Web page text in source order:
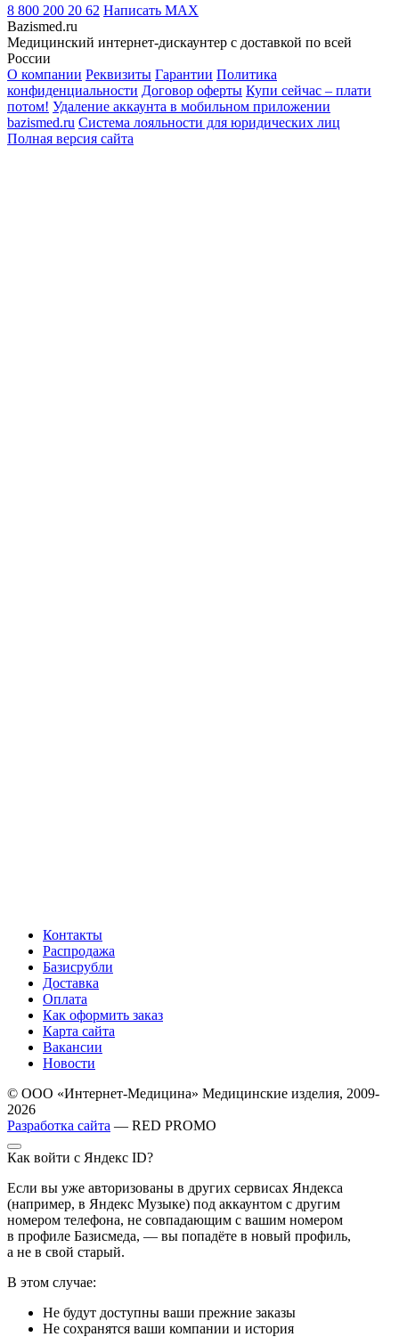
8 800 200 20 62 Написать MAX
Bazismed.ru
Медицинский интернет-дискаунтер с доставкой по всей
России
О компании Реквизиты Гарантии Политика
конфиденциальности Договор оферты Купи сейчас – плати
потом! Удаление аккаунта в мобильном приложении
bazismed.ru Система лояльности для юридических лиц
Полная версия сайта
Контакты
Распродажа
Базисрубли
Доставка
Оплата
Как оформить заказ
Карта сайта
Вакансии
Новости
© ООО «Интернет-Медицина» Медицинские изделия, 2009-
2026
Разработка сайта — RED PROMO
Как войти с Яндекс ID?
Если вы уже авторизованы в других сервисах Яндекса
(например, в Яндекс Музыке) под аккаунтом с другим
номером телефона, не совпадающим с вашим номером
в профиле Базисмеда, — вы попадёте в новый профиль,
а не в свой старый.
В этом случае:
Не будут доступны ваши прежние заказы
Не сохранятся ваши компании и история